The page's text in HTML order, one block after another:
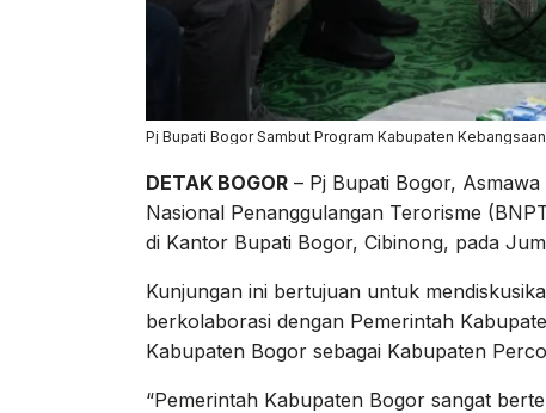
Pj Bupati Bogor Sambut Program Kabupaten
DETAK BOGOR – Pj Bupati Bogor,
Nasional Penanggulangan Terorisme
di Kantor Bupati Bogor, Cibinong, pada
Kunjungan ini bertujuan untuk
berkolaborasi dengan Pemerintah
Kabupaten Bogor sebagai Kabupaten
“Pemerintah Kabupaten Bogor sangat